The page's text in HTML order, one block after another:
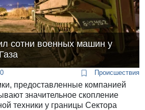
сотни военных машин у
Происшествия
предоставленные компанией
значительное скопление
техники у границы Сектора